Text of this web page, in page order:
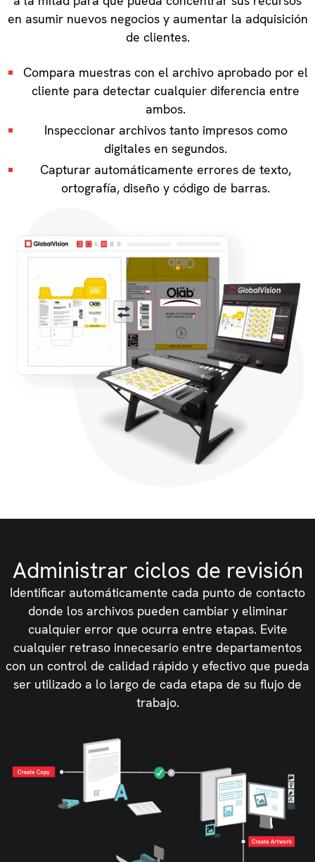
en asumir nuevos negocios y aumentar la adquisición
de clientes.
Compara muestras con el archivo aprobado por el
cliente para detectar cualquier diferencia entre
ambos.
Inspeccionar archivos tanto impresos como
digitales en segundos.
Capturar automáticamente errores de texto,
ortografía, diseño y código de barras.
Administrar ciclos de revisión
Identificar automáticamente cada punto de contacto
donde los archivos pueden cambiar y eliminar
cualquier error que ocurra entre etapas. Evite
cualquier retraso innecesario entre departamentos
con un control de calidad rápido y efectivo que pueda
ser utilizado a lo largo de cada etapa de su flujo de
trabajo.